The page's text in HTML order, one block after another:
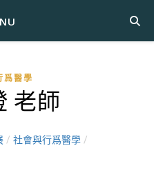
爲醫學
老師
/ 社會與行爲醫學 /